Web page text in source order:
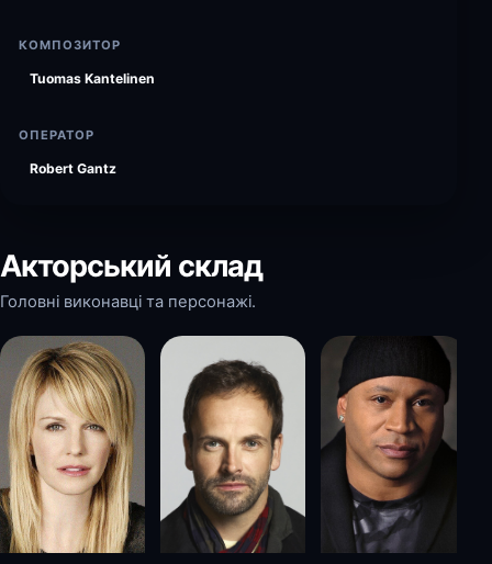
КОМПОЗИТОР
Tuomas Kantelinen
ОПЕРАТОР
Robert Gantz
Акторський склад
Головні виконавці та персонажі.